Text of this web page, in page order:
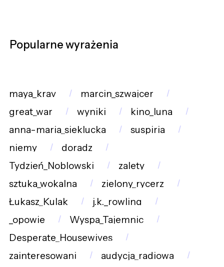
Popularne wyrażenia
maya_krav
marcin_szwajcer
great_war
wyniki
kino_luna
anna-maria_sieklucka
suspiria
niemy
doradz
Tydzień_Noblowski
zalety
sztuka_wokalna
zielony_rycerz
Łukasz_Kulak
j.k._rowling
_opowie
Wyspa_Tajemnic
Desperate_Housewives
zainteresowani
audycja_radiowa